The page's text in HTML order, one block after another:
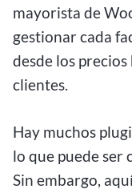
mayorista de
gestionar cada
desde los
clientes.
Hay muchos
lo que puede ser
Sin embargo,